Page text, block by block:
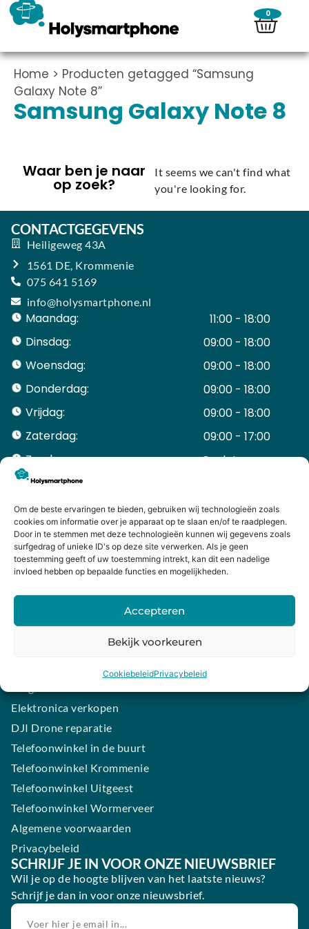
Om de beste ervaringen te bieden, gebruiken wij technologieën zoals
cookies om informatie over je apparaat op te slaan en/of te raadplegen.
Door in te stemmen met deze technologieën kunnen wij gegevens zoals
surfgedrag of unieke ID's op deze site verwerken. Als je geen
toestemming geeft of uw toestemming intrekt, kan dit een nadelige
invloed hebben op bepaalde functies en mogelijkheden.
Accepteren
Bekijk voorkeuren
CookiebeleidPrivacybeleid
0
Home > Producten getagged “Samsung
Galaxy Note 8”
Samsung Galaxy Note 8
Waar ben je naar
op zoek?
It seems we can't find what
you're looking for.
CONTACTGEGEVENS
Heiligeweg 43A
1561 DE, Krommenie
075 641 5169
info@holysmartphone.nl
Maandag:
11:00 - 18:00
Dinsdag:
09:00 - 18:00
Woensdag:
09:00 - 18:00
Donderdag:
09:00 - 18:00
Vrijdag:
09:00 - 18:00
Zaterdag:
09:00 - 17:00
Zondag:
Gesloten ​ ​ ​ ​ ​ ​ ​
ACCOUNT
Bestellingen
Mijn winkelwagen
HANDIGE LINKS
Levering en retourneren
iPhone laten maken
Samsung smartphone laten maken
Elektronica verkopen
DJI Drone reparatie
Telefoonwinkel in de buurt
Telefoonwinkel Krommenie
Telefoonwinkel Uitgeest
Telefoonwinkel Wormerveer
Algemene voorwaarden
Privacybeleid
SCHRIJF JE IN VOOR ONZE NIEUWSBRIEF
Wil je op de hoogte blijven van het laatste nieuws?
Schrijf je dan in voor onze nieuwsbrief.